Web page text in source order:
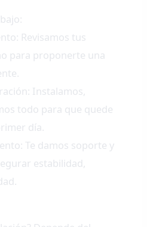
Revisamos tus
para proponerte una
Instalamos,
todo para que quede
día.
Te damos soporte y
estabilidad,